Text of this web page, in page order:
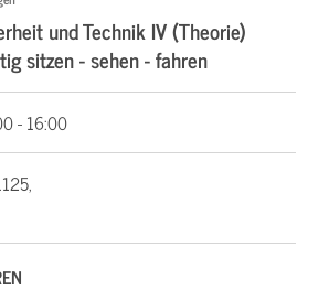
und Technik IV (Theorie)
sitzen - sehen - fahren
- 16:00